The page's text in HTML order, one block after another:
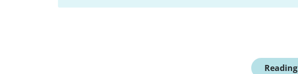
Reading